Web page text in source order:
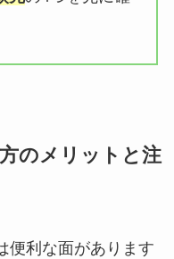
のメリットと注
便利な面があります